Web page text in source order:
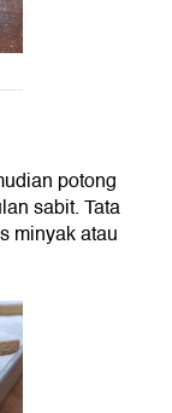
potong
sabit. Tata
minyak atau